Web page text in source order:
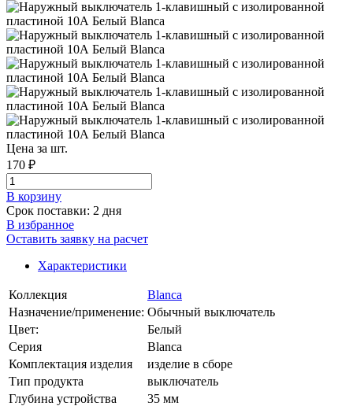
Цена за шт.
170 ₽
В корзинy
Срок поставки: 2 дня
В избранное
Оставить заявку на расчет
Характеристики
Коллекция
Blanca
Назначение/применение: Обычный выключатель
Цвет:
Белый
Серия
Blanca
Комплектация изделия
изделие в сборе
Тип продукта
выключатель
Глубина устройства
35 мм